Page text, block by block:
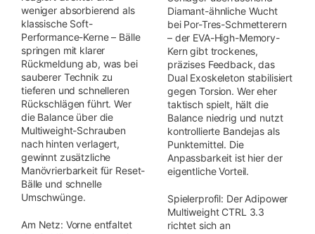
weniger absorbierend als
klassische Soft-
Performance-Kerne – Bälle
springen mit klarer
Rückmeldung ab, was bei
sauberer Technik zu
tieferen und schnelleren
Rückschlägen führt. Wer
die Balance über die
Multiweight-Schrauben
nach hinten verlagert,
gewinnt zusätzliche
Manövrierbarkeit für Reset-
Bälle und schnelle
Umschwünge.
Am Netz: Vorne entfaltet
Diamant-ähnliche Wucht
bei Por-Tres-Schmetterern
– der EVA-High-Memory-
Kern gibt trockenes,
präzises Feedback, das
Dual Exoskeleton stabilisiert
gegen Torsion. Wer eher
taktisch spielt, hält die
Balance niedrig und nutzt
kontrollierte Bandejas als
Punktemittel. Die
Anpassbarkeit ist hier der
eigentliche Vorteil.
Spielerprofil: Der Adipower
Multiweight CTRL 3.3
richtet sich an